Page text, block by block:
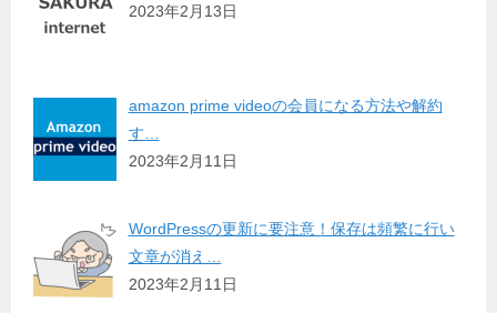
2023年2月13日
amazon prime videoの会員になる方法や解約
す…
2023年2月11日
WordPressの更新に要注意！保存は頻繁に行い
文章が消え…
2023年2月11日